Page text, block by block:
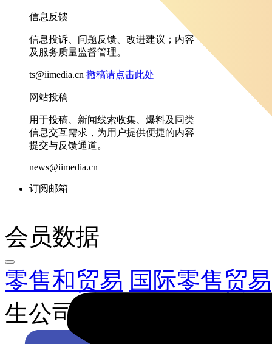
信息反馈
信息投诉、问题反馈、改进建议；内容
及服务质量监督管理。
ts@iimedia.cn 撤稿请点击此处
网站投稿
用于投稿、新闻线索收集、爆料及同类
信息交互需求，为用户提供便捷的内容
提交与反馈通道。
news@iimedia.cn
订阅邮箱
会员数据
零售和贸易 国际零售贸易
生公司研发支出占总收入